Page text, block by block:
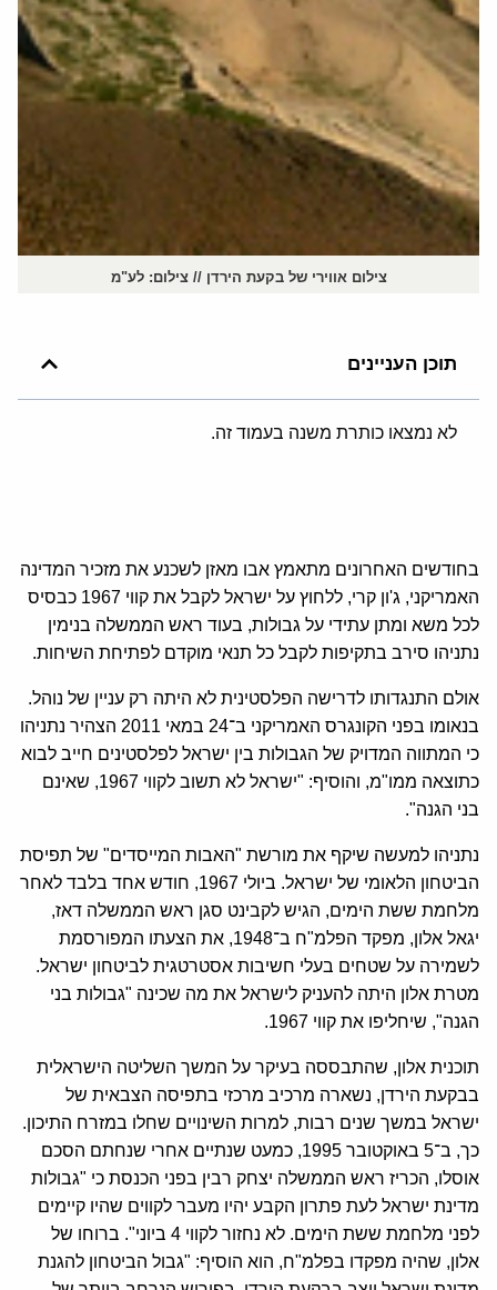
צילום אווירי של בקעת הירדן // צילום: לע"מ
תוכן העניינים
לא נמצאו כותרת משנה בעמוד זה.
בחודשים האחרונים מתאמץ אבו מאזן לשכנע את מזכיר המדינה
האמריקני, ג'ון קרי, ללחוץ על ישראל לקבל את קווי 1967 כבסיס
לכל משא ומתן עתידי על גבולות, בעוד ראש הממשלה בנימין
נתניהו סירב בתקיפות לקבל כל תנאי מוקדם לפתיחת השיחות.
אולם התנגדותו לדרישה הפלסטינית לא היתה רק עניין של נוהל.
בנאומו בפני הקונגרס האמריקני ב־24 במאי 2011 הצהיר נתניהו
כי המתווה המדויק של הגבולות בין ישראל לפלסטינים חייב לבוא
כתוצאה ממו"מ, והוסיף: "ישראל לא תשוב לקווי 1967, שאינם
בני הגנה".
נתניהו למעשה שיקף את מורשת "האבות המייסדים" של תפיסת
הביטחון הלאומי של ישראל. ביולי 1967, חודש אחד בלבד לאחר
מלחמת ששת הימים, הגיש לקבינט סגן ראש הממשלה דאז,
יגאל אלון, מפקד הפלמ"ח ב־1948, את הצעתו המפורסמת
לשמירה על שטחים בעלי חשיבות אסטרטגית לביטחון ישראל.
מטרת אלון היתה להעניק לישראל את מה שכינה "גבולות בני
הגנה", שיחליפו את קווי 1967.
תוכנית אלון, שהתבססה בעיקר על המשך השליטה הישראלית
בבקעת הירדן, נשארה מרכיב מרכזי בתפיסה הצבאית של
ישראל במשך שנים רבות, למרות השינויים שחלו במזרח התיכון.
כך, ב־5 באוקטובר 1995, כמעט שנתיים אחרי שנחתם הסכם
אוסלו, הכריז ראש הממשלה יצחק רבין בפני הכנסת כי "גבולות
מדינת ישראל לעת פתרון הקבע יהיו מעבר לקווים שהיו קיימים
לפני מלחמת ששת הימים. לא נחזור לקווי ‎4 ביוני‎". ברוחו של
אלון, שהיה מפקדו בפלמ"ח, הוא הוסיף: "גבול הביטחון להגנת